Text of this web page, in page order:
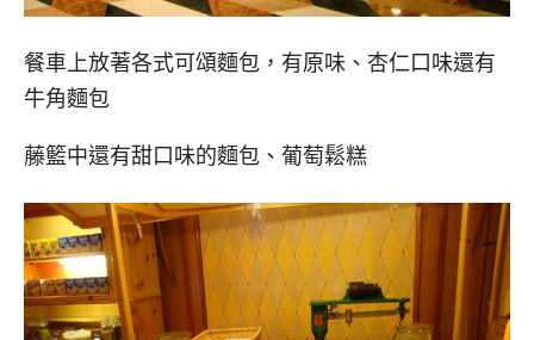
餐車上放著各式可頌麵包，有原味、杏仁口味還有
牛角麵包
藤籃中還有甜口味的麵包、葡萄鬆糕